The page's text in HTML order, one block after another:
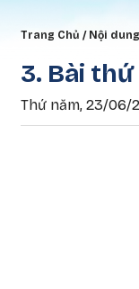
Trang Chủ Nội
3. Bài
Thứ năm, 23/06/